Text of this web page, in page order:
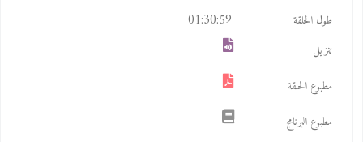
طول الحلقة 01:30:59
تنزيل
مطبوع الحلقة
مطبوع البرنامج